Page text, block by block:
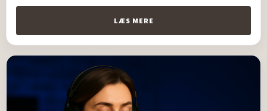
LÆS MERE